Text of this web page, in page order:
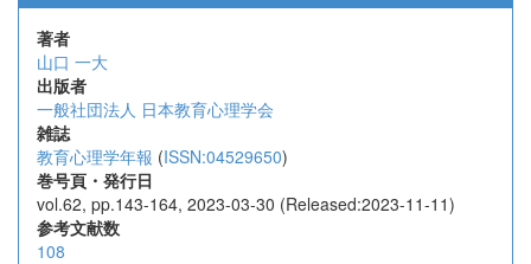
著者
山口 一大
出版者
一般社団法人 日本教育心理学会
雑誌
教育心理学年報 (ISSN:04529650)
巻号頁・発行日
vol.62, pp.143-164, 2023-03-30 (Released:2023-11-11)
参考文献数
108